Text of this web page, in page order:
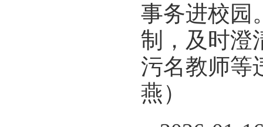
事务进校园
制，及时澄
污名教师等
燕）